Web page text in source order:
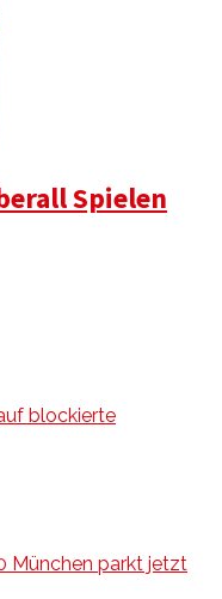
Spielen
blockierte
München parkt jetzt